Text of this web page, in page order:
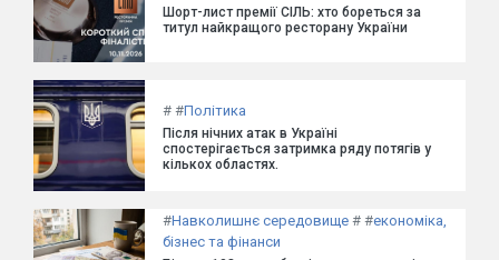
Шорт-лист премії СІЛЬ: хто бореться за
титул найкращого ресторану України
# #Політика
Після нічних атак в Україні
спостерігається затримка ряду потягів у
кількох областях.
#Навколишнє середовище # #економіка,
бізнес та фінанси